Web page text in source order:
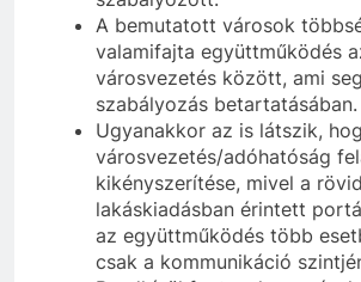
A bemutatott városok
valamifajta együttműködés
városvezetés között, ami
szabályozás betartatásában.
Ugyanakkor az is látszik,
városvezetés/adóhatóság
kikényszerítése, mivel a
lakáskiadásban érintett
az együttműködés több
csak a kommunikáció